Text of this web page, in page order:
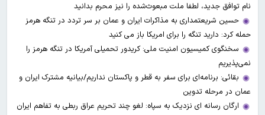
نام توافق جدید، لطفا ملت مبعوث‌شده را نیز محرم بدانید
حسین شریعتمداری به مذاکرات ایران و عمان بر سر تردد در تنگه هرمز
حمله کرد: دارید تنگه را برای امریکا باز می کنید
سخنگوی کمیسیون امنیت ملی: کریدور تحمیلی آمریکا در تنگه هرمز را
نمی‌پذیریم
بقائی: برنامه‌ای برای سفر به قطر و پاکستان نداریم/بیانیه مشترک ایران و
عمان در مرحله تدوین
ارگان رسانه ای نزدیک به سپاه: لغو چند تحریم عراق ربطی به تفاهم ایران